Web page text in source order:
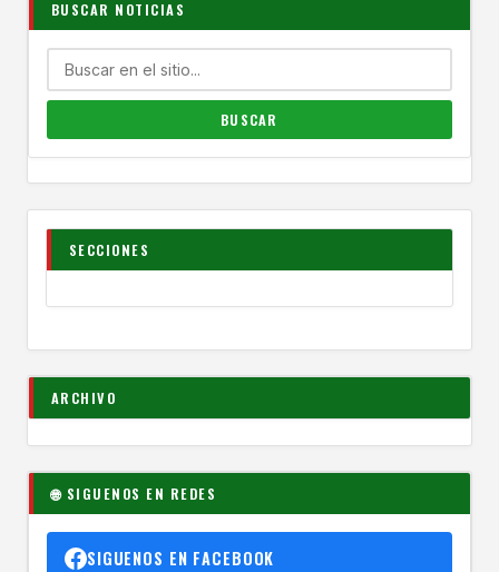
BUSCAR NOTICIAS
SECCIONES
ARCHIVO
🌐 SIGUENOS EN REDES
SIGUENOS EN FACEBOOK